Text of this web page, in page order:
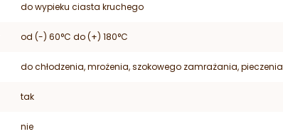
do wypieku ciasta kruchego
od (-) 60°C do (+) 180°C
do chłodzenia, mrożenia, szokowego zamrażania, pieczenia
tak
nie